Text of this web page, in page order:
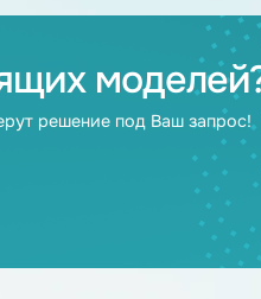
Аккумулятор LiFePO4
100A 3.2V
50